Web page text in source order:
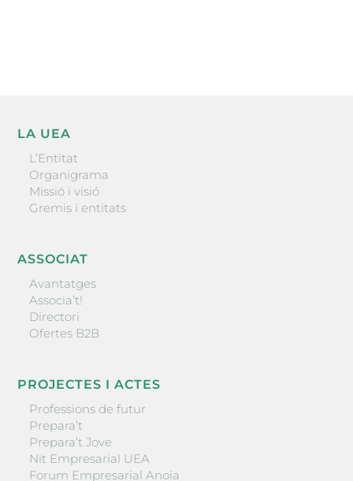
LA UEA
L’Entitat
Organigrama
Missió i visió
Gremis i entitats
ASSOCIAT
Avantatges
Associa’t!
Directori
Ofertes B2B
PROJECTES I ACTES
Professions de futur
Prepara’t
Prepara’t Jove
Nit Empresarial UEA
Forum Empresarial Anoia